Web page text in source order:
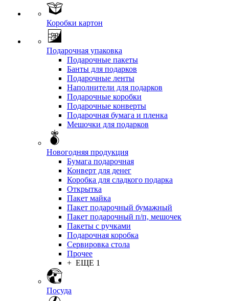
Коробки картон
Подарочная упаковка
Подарочные пакеты
Банты для подарков
Подарочные ленты
Наполнители для подарков
Подарочные коробки
Подарочные конверты
Подарочная бумага и пленка
Мешочки для подарков
Новогодняя продукция
Бумага подарочная
Конверт для денег
Коробка для сладкого подарка
Открытка
Пакет майка
Пакет подарочный бумажный
Пакет подарочный п/п, мешочек
Пакеты с ручками
Подарочная коробка
Сервировка стола
Прочее
+ ЕЩЕ 1
Посуда